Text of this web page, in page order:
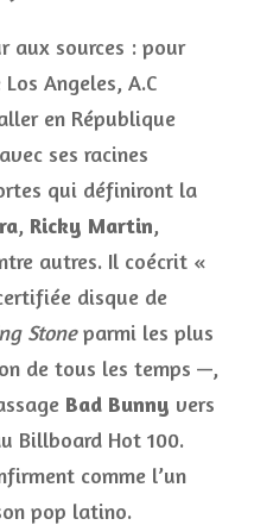
aux sources : pour
Angeles, A.C
en République
ses racines
qui définiront la
, Ricky Martin,
autres. Il coécrit «
disque de
Stoneparmi les plus
de tous les temps —,
Bad Bunny vers
Billboard Hot 100.
comme l’un
pop latino.